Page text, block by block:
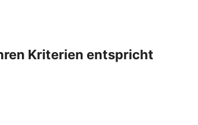
Kriterien entspricht